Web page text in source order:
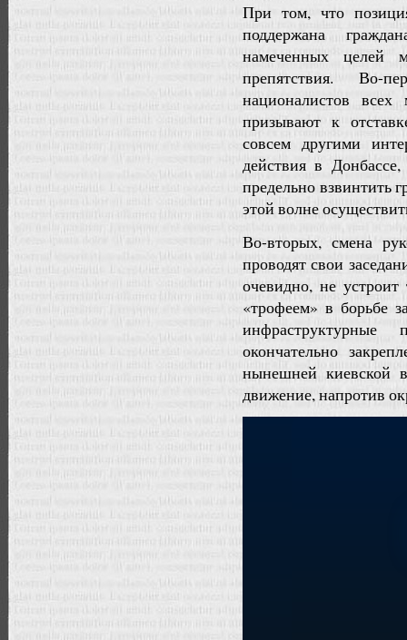
При том, что
поддержана
намеченных целей
препятствия. Во-
националистов
призывают к
совсем другими
действия в
предельно взвинтить
этой волне
Во-вторых, смена
проводят свои
очевидно, не
«трофеем» в борьбе
окончательно
нынешней киевской
движение, напротив